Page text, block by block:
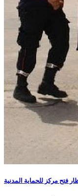
فتح مركز للحماية المدنية